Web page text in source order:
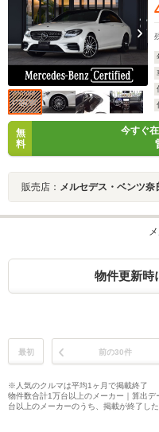
無
料
今すぐ
販売店： メルセデス・ベンツ奈
物件更新時
最初 前の30件
※人気のクルマは平均1ヶ月で掲載終了
物件数合計1万台以上のメーカー｜算出
台以上のメーカーのうち、掲載が終了し